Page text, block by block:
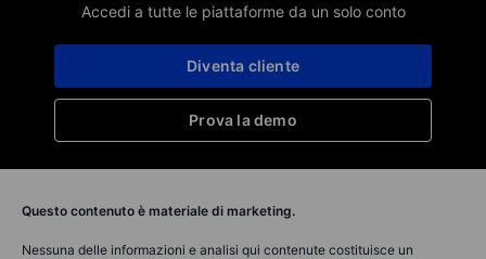
Accedi a tutte le piattaforme da un solo conto
Prova la demo
Diventa cliente
Questo contenuto è materiale di marketing.
Nessuna delle informazioni e analisi qui contenute costituisce un